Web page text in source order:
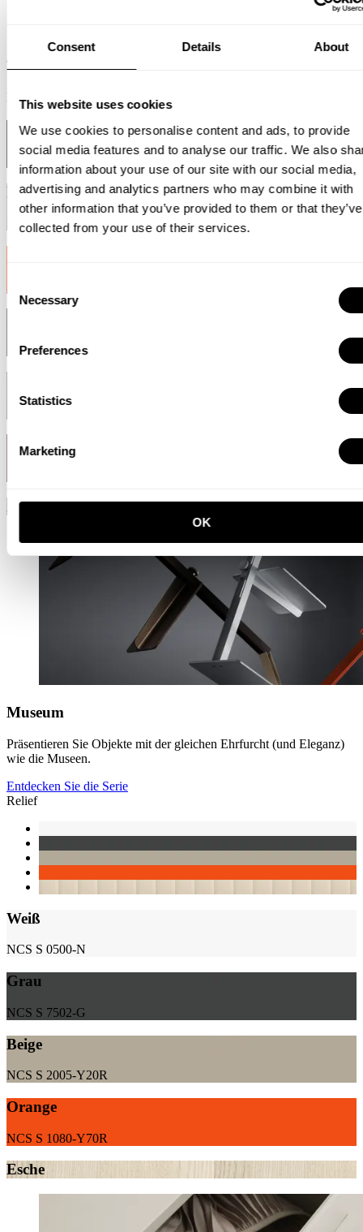
Consent Details About
This website uses cookies
We use cookies to personalise content and ads, to provide
social media features and to analyse our traffic. We also
information about your use of our site with our social media,
advertising and analytics partners who may combine it with
other information that you’ve provided to them or that they’ve
collected from your use of their services.
Consent
Selection
Necessary
Preferences
Statistics
Marketing
OK
Weiß
RAL 9010
Schwarz
Beige
NCS S 3005-Y20R
NCS S 1080-Y70R
RAL 8019
Red rust
Aluminium
Museum
Präsentieren Sie Objekte mit der gleichen Ehrfurcht (und Eleganz)
wie die Museen.
Entdecken Sie die Serie
Relief
Weiß
NCS S 0500-N
Grau
NCS S 7502-G
Beige
NCS S 2005-Y20R
Orange
NCS S 1080-Y70R
Esche